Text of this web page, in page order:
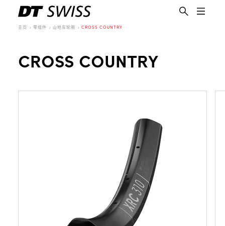
主页 零组件 山地车轮圈 CROSS COUNTRY
CROSS COUNTRY